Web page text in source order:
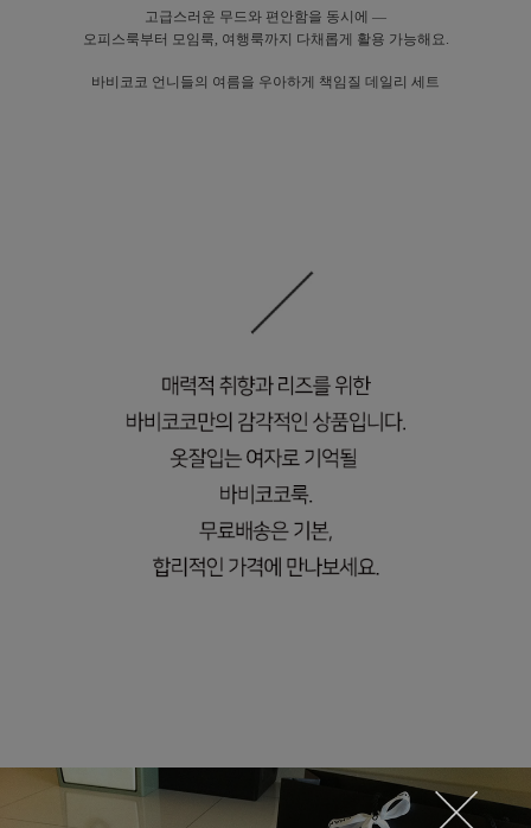
고급스러운 무드와 편안함을 동시에 —
오피스룩부터 모임룩, 여행룩까지 다채롭게 활용 가능해요.
바비코코 언니들의 여름을 우아하게 책임질 데일리 세트